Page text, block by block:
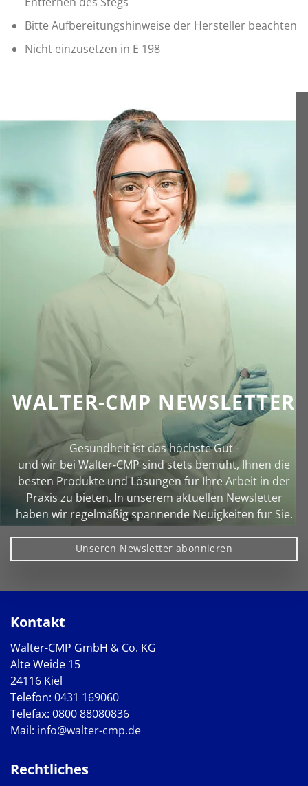
Bitte Aufbereitungshinweise der Hersteller beachten
Nicht einzusetzen in E 198
WALTER-CMP NEWSLETTER
Gesundheit ist das höchste Gut -
und wir bei Walter‑CMP sind stets bemüht, Ihnen die
besten Produkte und Lösungen für Ihre Arbeit in der
Praxis zu bieten. In unserem aktuellen Newsletter
haben wir regelmäßig spannende Neuigkeiten für Sie.
Unseren Newsletter abonnieren
Kontakt
Walter-CMP GmbH & Co. KG
Alte Weide 15
24116 Kiel
Telefon: 0431 169060
Telefax: 0800 88080836
Mail: info@walter-cmp.de
Rechtliches